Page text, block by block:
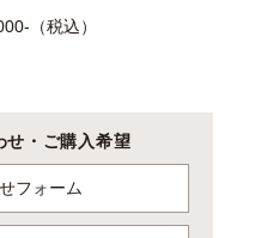
（税込）
せ・ご購入希望
フォーム